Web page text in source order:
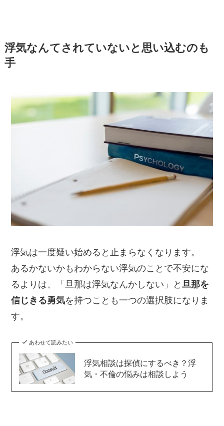
浮気なんてされていないと思い込むのも
手
浮気は一度疑い始めると止まらなくなります。
あるかないかもわからない浮気のことで不安にな
るよりは、「旦那は浮気なんかしない」と旦那を
信じきる勇気を持つことも一つの選択肢になりま
す。
あわせて読みたい
浮気相談は探偵にするべき？浮
気・不倫の悩みは相談しよう